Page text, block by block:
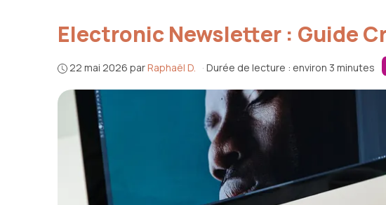
Electronic Newsletter : Guide
22 mai 2026 parRaphaël D. · Durée de lecture : environ 3 minutes